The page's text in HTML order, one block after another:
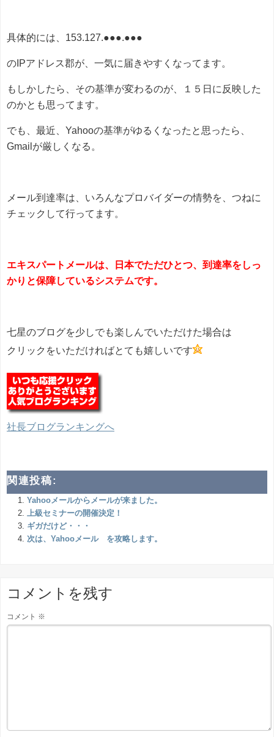
具体的には、153.127.●●●.●●●
のIPアドレス郡が、一気に届きやすくなってます。
もしかしたら、その基準が変わるのが、１５日に反映した
のかとも思ってます。
でも、最近、Yahooの基準がゆるくなったと思ったら、
Gmailが厳しくなる。
メール到達率は、いろんなプロバイダーの情勢を、つねに
チェックして行ってます。
エキスパートメールは、日本でただひとつ、到達率をしっ
かりと保障しているシステムです。
七星のブログを少しでも楽しんでいただけた場合は
クリックをいただければとても嬉しいです
社長ブログランキングへ
関連投稿:
Yahooメールからメールが来ました。
上級セミナーの開催決定！
ギガだけど・・・
次は、Yahooメール を攻略します。
コメントを残す
コメント ※